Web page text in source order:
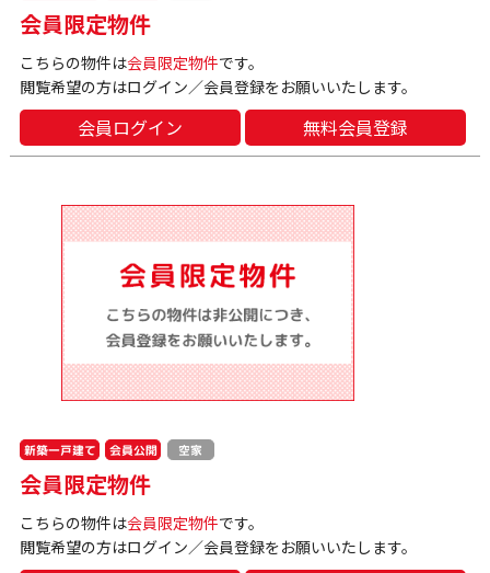
会員限定物件
こちらの物件は会員限定物件です。
閲覧希望の方はログイン／会員登録をお願いいたします。
会員ログイン 無料会員登録
新築一戸建て 会員公開 空家
会員限定物件
こちらの物件は会員限定物件です。
閲覧希望の方はログイン／会員登録をお願いいたします。